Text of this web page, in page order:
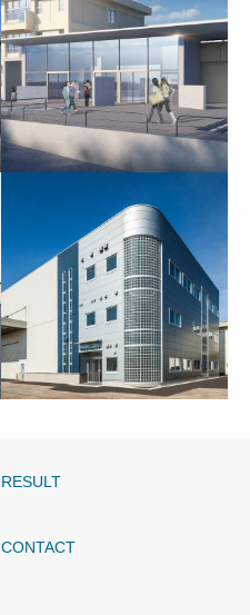
氷見市-小中一貫校
工事
RESULT
CONTACT